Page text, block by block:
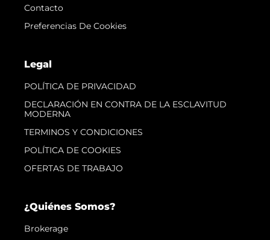
Contacto
Preferencias De Cookies
Legal
POLÍTICA DE PRIVACIDAD
DECLARACIÓN EN CONTRA DE LA ESCLAVITUD
MODERNA
TERMINOS Y CONDICIONES
POLÍTICA DE COOKIES
OFERTAS DE TRABAJO
¿Quiénes Somos?
Brokerage